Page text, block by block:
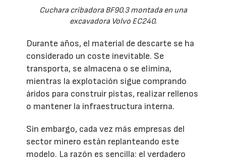
Cuchara cribadora BF90.3 montada en una
excavadora Volvo EC240.
Durante años, el material de descarte se ha
considerado un coste inevitable. Se
transporta, se almacena o se elimina,
mientras la explotación sigue comprando
áridos para construir pistas, realizar rellenos
o mantener la infraestructura interna.
Sin embargo, cada vez más empresas del
sector minero están replanteando este
modelo. La razón es sencilla: el verdadero